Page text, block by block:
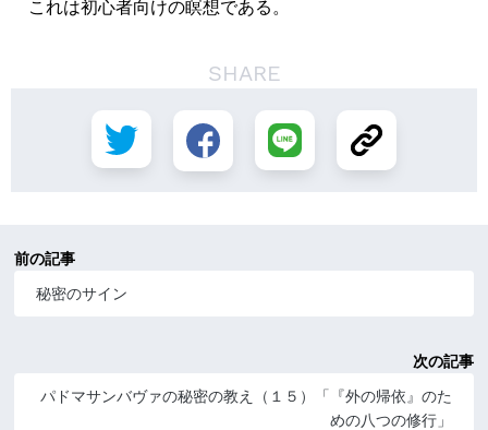
これは初心者向けの瞑想である。
SHARE
前の記事
秘密のサイン
次の記事
パドマサンバヴァの秘密の教え（１５）「『外の帰依』のた
めの八つの修行」